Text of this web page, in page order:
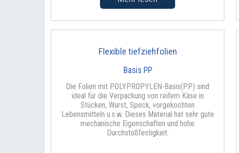
Flexible tiefziehfolien
Basis PP
Die Folien mit POLYPROPYLEN-Basis(PP) sind
ideal für die Verpackung von reifem Käse in
Stücken, Wurst, Speck, vorgekochten
Lebensmitteln u.s.w. Dieses Material hat sehr gute
mechanische Eigenschaften und hohe
Durchstoßfestigkeit.